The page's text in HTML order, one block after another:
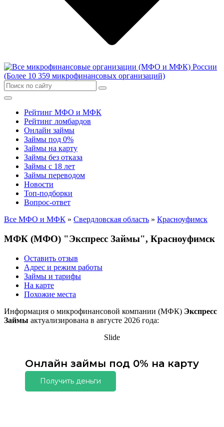
Рейтинг МФО и МФК
Рейтинг ломбардов
Онлайн займы
Займы под 0%
Займы на карту
Займы без отказа
Займы с 18 лет
Займы переводом
Новости
Топ-подборки
Вопрос-ответ
Все МФО и МФК » Свердловская область » Красноуфимск
МФК (МФО) "Экспресс Займы", Красноуфимск
Оставить отзыв
Адрес и режим работы
Займы и тарифы
На карте
Похожие места
Информация о микрофинансовой компании (МФК) Экспресс
Займы актуализирована в августе 2026 года:
Slide
Онлайн займы под 0% на карту
Получить деньги